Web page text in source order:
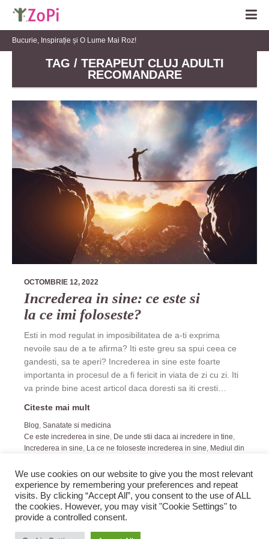
Bucurie, Inspirație și O Lume Mai Roz!
TAG / TERAPEUT CLUJ ADULTI
RECOMANDARE
OCTOMBRIE 12, 2022
Increderea in sine: ce este si
la ce imi foloseste?
Esti in mod regulat in imposibilitatea de a-ti exprima
nevoile sau de a te afirma? Iti este greu sa spui ceea ce
gandesti, sa te aperi? Increderea in sine este foarte
importanta in procesul de a fi fericit in viata de zi cu zi. Iti
va prinde bine acest articol daca doresti sa iti cresti…
Citeste mai mult
Blog, Sanatate si medicina
Ce este increderea in sine, De unde stii daca ai incredere in tine,
Increderea in sine, La ce ne foloseste increderea in sine, Mediul din
2019 Zopi.ro -Blog de Veselie! All rights reserved.
We use cookies on our website to give you the most relevant
experience by remembering your preferences and repeat
visits. By clicking “Accept All”, you consent to the use of ALL
the cookies. However, you may visit "Cookie Settings" to
provide a controlled consent.